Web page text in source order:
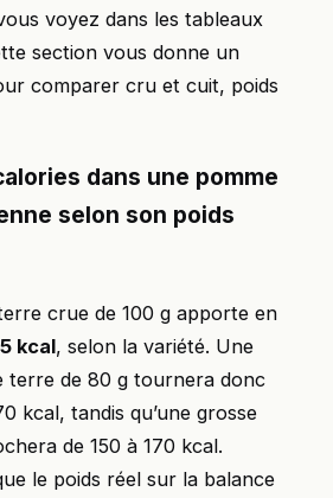
voyez dans les tableaux
section vous donne un
comparer cru et cuit, poids
dans une pomme
selon son poids
crue de 100 g apporte en
kcal, selon la variété. Une
terre de 80 g tournera donc
kcal, tandis qu’une grosse
de 150 à 170 kcal.
le poids réel sur la balance